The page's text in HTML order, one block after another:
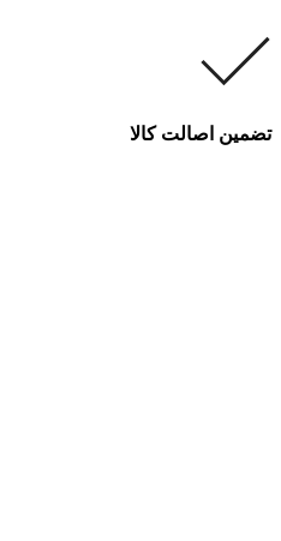
تضمین اصالت کالا